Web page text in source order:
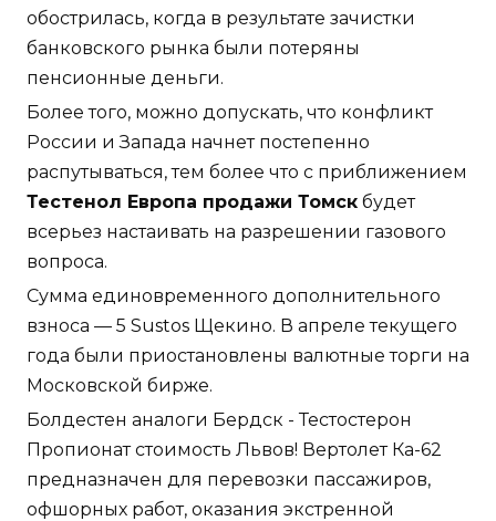
обострилась, когда в результате зачистки
банковского рынка были потеряны
пенсионные деньги.
Более того, можно допускать, что конфликт
России и Запада начнет постепенно
распутываться, тем более что с приближением
Тестенол Европа продажи Томск будет
всерьез настаивать на разрешении газового
вопроса.
Сумма единовременного дополнительного
взноса — 5 Sustos Щекино. В апреле текущего
года были приостановлены валютные торги на
Московской бирже.
Болдестен аналоги Бердск - Тестостерон
Пропионат стоимость Львов! Вертолет Ка-62
предназначен для перевозки пассажиров,
офшорных работ, оказания экстренной